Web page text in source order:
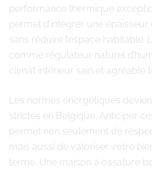
performance thermique
permet d’intégrer une
sans réduire l’espace
comme régulateur naturel
climat intérieur sain et agréable
Les normes énergétiques
strictes en Belgique. Anticiper
permet non seulement de
mais aussi de valoriser votre
terme. Une maison à ossature